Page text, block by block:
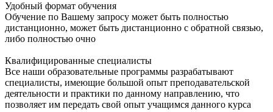
Удобный формат обучения
Обучение по Вашему запросу может быть полностью
дистанционно, может быть дистанционно с обратной связью,
либо полностью очно
Квалифицированные специалисты
Все наши образовательные программы разрабатывают
специалисты, имеющие большой опыт преподавательской
деятельности и практики по данному направлению, что
позволяет им передать свой опыт учащимся данного курса